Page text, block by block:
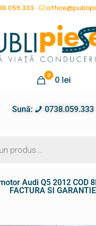
0 0 lei
Sună: 0738.059.333
Audi Q5 2012 COD
FACTURA SI GARANTIE